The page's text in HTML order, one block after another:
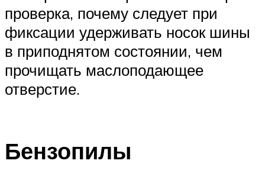
проверка, почему следует при
фиксации удерживать носок шины
в приподнятом состоянии, чем
прочищать маслоподающее
отверстие.
Бензопилы